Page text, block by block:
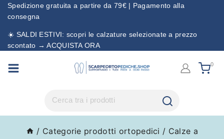
Spedizione gratuita a partire da 79€ | Pagamento alla
consegna
☀️ SALDI ESTIVI: scopri le calzature selezionate a prezzo
scontato → ACQUISTA ORA
0
/ Categorie prodotti ortopedici / Calze a